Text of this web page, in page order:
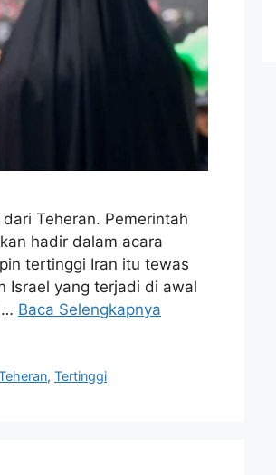
Teheran. Pemerintah
hadir dalam acara
tertinggi Iran itu tewas
Israel yang terjadi di awal
… Baca Selengkapnya
,Tertinggi